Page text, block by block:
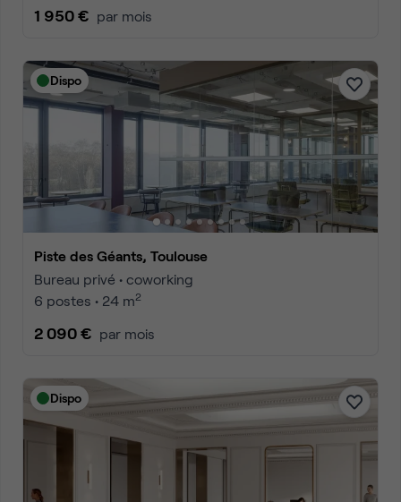
1 950 € par mois
Dispo
Piste des Géants, Toulouse
Bureau privé • coworking
6 postes • 24 m2
2 090 € par mois
Dispo